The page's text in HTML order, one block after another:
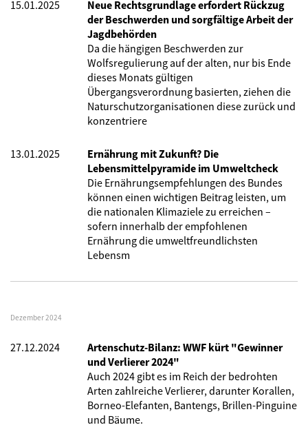
15.01.2025
Neue Rechtsgrundlage erfordert Rückzug
der Beschwerden und sorgfältige Arbeit der
Jagdbehörden
Da die hängigen Beschwerden zur
Wolfsregulierung auf der alten, nur bis Ende
dieses Monats gültigen
Übergangsverordnung basierten, ziehen die
Naturschutzorganisationen diese zurück und
konzentriere
13.01.2025
Ernährung mit Zukunft? Die
Lebensmittelpyramide im Umweltcheck
Die Ernährungsempfehlungen des Bundes
können einen wichtigen Beitrag leisten, um
die nationalen Klimaziele zu erreichen –
sofern innerhalb der empfohlenen
Ernährung die umweltfreundlichsten
Lebensm
Dezember 2024
27.12.2024
Artenschutz-Bilanz: WWF kürt "Gewinner
und Verlierer 2024"
Auch 2024 gibt es im Reich der bedrohten
Arten zahlreiche Verlierer, darunter Korallen,
Borneo-Elefanten, Bantengs, Brillen-Pinguine
und Bäume.